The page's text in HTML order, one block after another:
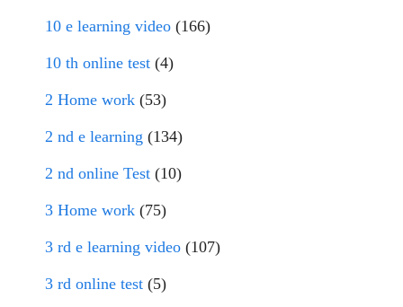
10 e learning video (166)
10 th online test (4)
2 Home work (53)
2 nd e learning (134)
2 nd online Test (10)
3 Home work (75)
3 rd e learning video (107)
3 rd online test (5)